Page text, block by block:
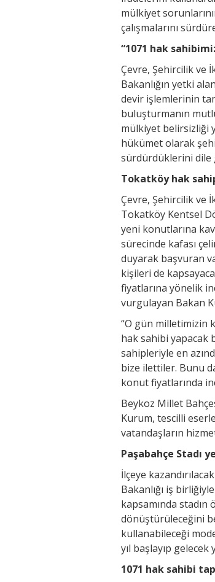
mülkiyet
çalışmalarını
“1071 hak
Çevre, Şehircilik ve
Bakanlığın yetki
devir işlemlerinin
buluşturmanın
mülkiyet belirsizliği
hükümet olarak
sürdürdüklerini dile
Tokatköy hak
Çevre, Şehircilik ve
Tokatköy Kentsel
yeni konutlarına
sürecinde kafası
duyarak başvuran
kişileri de
fiyatlarına yönelik
vurgulayan Bakan
“O gün milletimizin
hak sahibi yapacak
sahipleriyle en
bize ilettiler. Bunu
konut fiyatlarında
Beykoz Millet
Kurum, tescilli
vatandaşların
Paşabahçe Stadı
İlçeye
Bakanlığı iş
kapsamında
dönüştürüleceğini
kullanabileceği
yıl başlayıp
1071 hak sahibi